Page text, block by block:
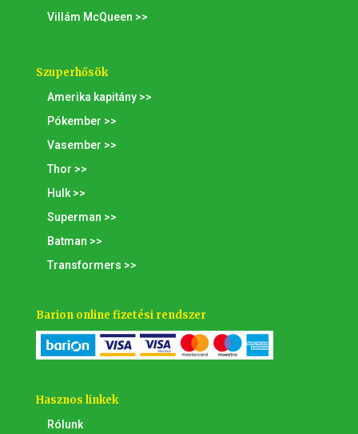
Villám McQueen >>
Szuperhősök
Amerika kapitány >>
Pókember >>
Vasember >>
Thor >>
Hulk >>
Superman >>
Batman >>
Transformers >>
Barion online fizetési rendszer
Hasznos linkek
Rólunk